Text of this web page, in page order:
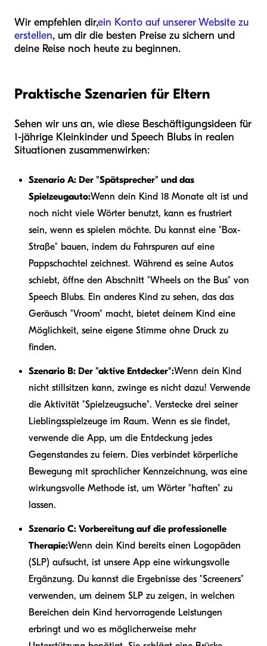
Wir empfehlen dir,ein Konto auf unserer Website zu
erstellen, um dir die besten Preise zu sichern und
deine Reise noch heute zu beginnen.
Praktische Szenarien für Eltern
Sehen wir uns an, wie diese Beschäftigungsideen für
1-jährige Kleinkinder und Speech Blubs in realen
Situationen zusammenwirken:
Szenario A: Der "Spätsprecher" und das
Spielzeugauto:Wenn dein Kind 18 Monate alt ist und
noch nicht viele Wörter benutzt, kann es frustriert
sein, wenn es spielen möchte. Du kannst eine "Box-
Straße" bauen, indem du Fahrspuren auf eine
Pappschachtel zeichnest. Während es seine Autos
schiebt, öffne den Abschnitt "Wheels on the Bus" von
Speech Blubs. Ein anderes Kind zu sehen, das das
Geräusch "Vroom" macht, bietet deinem Kind eine
Möglichkeit, seine eigene Stimme ohne Druck zu
finden.
Szenario B: Der "aktive Entdecker":Wenn dein Kind
nicht stillsitzen kann, zwinge es nicht dazu! Verwende
die Aktivität "Spielzeugsuche". Verstecke drei seiner
Lieblingsspielzeuge im Raum. Wenn es sie findet,
verwende die App, um die Entdeckung jedes
Gegenstandes zu feiern. Dies verbindet körperliche
Bewegung mit sprachlicher Kennzeichnung, was eine
wirkungsvolle Methode ist, um Wörter "haften" zu
lassen.
Szenario C: Vorbereitung auf die professionelle
Therapie:Wenn dein Kind bereits einen Logopäden
(SLP) aufsucht, ist unsere App eine wirkungsvolle
Ergänzung. Du kannst die Ergebnisse des "Screeners"
verwenden, um deinem SLP zu zeigen, in welchen
Bereichen dein Kind hervorragende Leistungen
erbringt und wo es möglicherweise mehr